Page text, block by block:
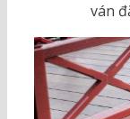
ván